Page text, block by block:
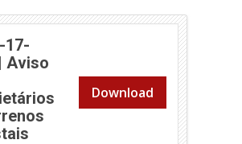
17-
Aviso
(abre em nova janela)
Download